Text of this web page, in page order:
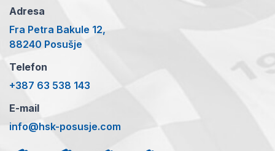
Adresa
Fra Petra Bakule 12,
88240 Posušje
Telefon
+387 63 538 143
E-mail
info@hsk-posusje.com